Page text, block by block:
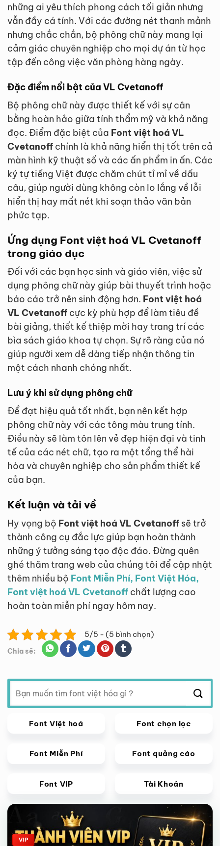
những ai yêu thích phong cách tối giản nhưng
vẫn đầy cá tính. Với các đường nét thanh mảnh
nhưng chắc chắn, bộ phông chữ này mang lại
cảm giác chuyên nghiệp cho mọi dự án từ học
tập đến công việc văn phòng hàng ngày.
Đặc điểm nổi bật của VL Cvetanoff
Bộ phông chữ này được thiết kế với sự cân
bằng hoàn hảo giữa tính thẩm mỹ và khả năng
đọc. Điểm đặc biệt của Font việt hoá VL
Cvetanoff chính là khả năng hiển thị tốt trên cả
màn hình kỹ thuật số và các ấn phẩm in ấn. Các
ký tự tiếng Việt được chăm chút tỉ mỉ về dấu
câu, giúp người dùng không còn lo lắng về lỗi
hiển thị hay mất nét khi soạn thảo văn bản
phức tạp.
Ứng dụng Font việt hoá VL Cvetanoff
trong giáo dục
Đối với các bạn học sinh và giáo viên, việc sử
dụng phông chữ này giúp bài thuyết trình hoặc
báo cáo trở nên sinh động hơn. Font việt hoá
VL Cvetanoff cực kỳ phù hợp để làm tiêu đề
bài giảng, thiết kế thiệp mời hay trang trí các
bìa sách giáo khoa tự chọn. Sự rõ ràng của nó
giúp người xem dễ dàng tiếp nhận thông tin
một cách nhanh chóng nhất.
Lưu ý khi sử dụng phông chữ
Để đạt hiệu quả tốt nhất, bạn nên kết hợp
phông chữ này với các tông màu trung tính.
Điều này sẽ làm tôn lên vẻ đẹp hiện đại và tinh
tế của các nét chữ, tạo ra một tổng thể hài
hòa và chuyên nghiệp cho sản phẩm thiết kế
của bạn.
Kết luận và tải về
Hy vọng bộ Font việt hoá VL Cvetanoff sẽ trở
thành công cụ đắc lực giúp bạn hoàn thành
những ý tưởng sáng tạo độc đáo. Đừng quên
ghé thăm trang web của chúng tôi để cập nhật
thêm nhiều bộ Font Miễn Phí, Font Việt Hóa,
Font việt hoá VL Cvetanoff chất lượng cao
hoàn toàn miễn phí ngay hôm nay.
5/5 - (5 bình chọn)
Chia sẽ:
Tìm
kiếm:
Font Việt hoá Font chọn lọc
Font Miễn Phí Font quảng cáo
Font VIP Tài Khoản
Giảm giá!
VIP